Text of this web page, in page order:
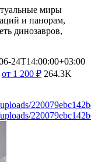
миры
и панорам,
динозавров,
24T14:00:00+03:00
от 1 200 ₽ 264.3K